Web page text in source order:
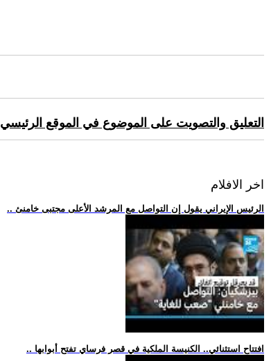
التعليق والتصويت على الموضوع في الموقع الرئيسي
اخر الافلام
.. الرئيس الإيراني يقول إن التواصل مع المرشد الأعلى مجتبى خامنئ
.. افتتاح استثنائي.. الكنيسة الملكية في قصر فرساي تفتح أبوابها